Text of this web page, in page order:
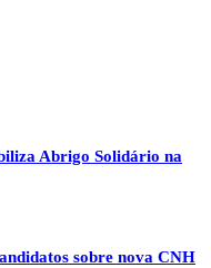
Abrigo Solidário na
sobre nova CNH